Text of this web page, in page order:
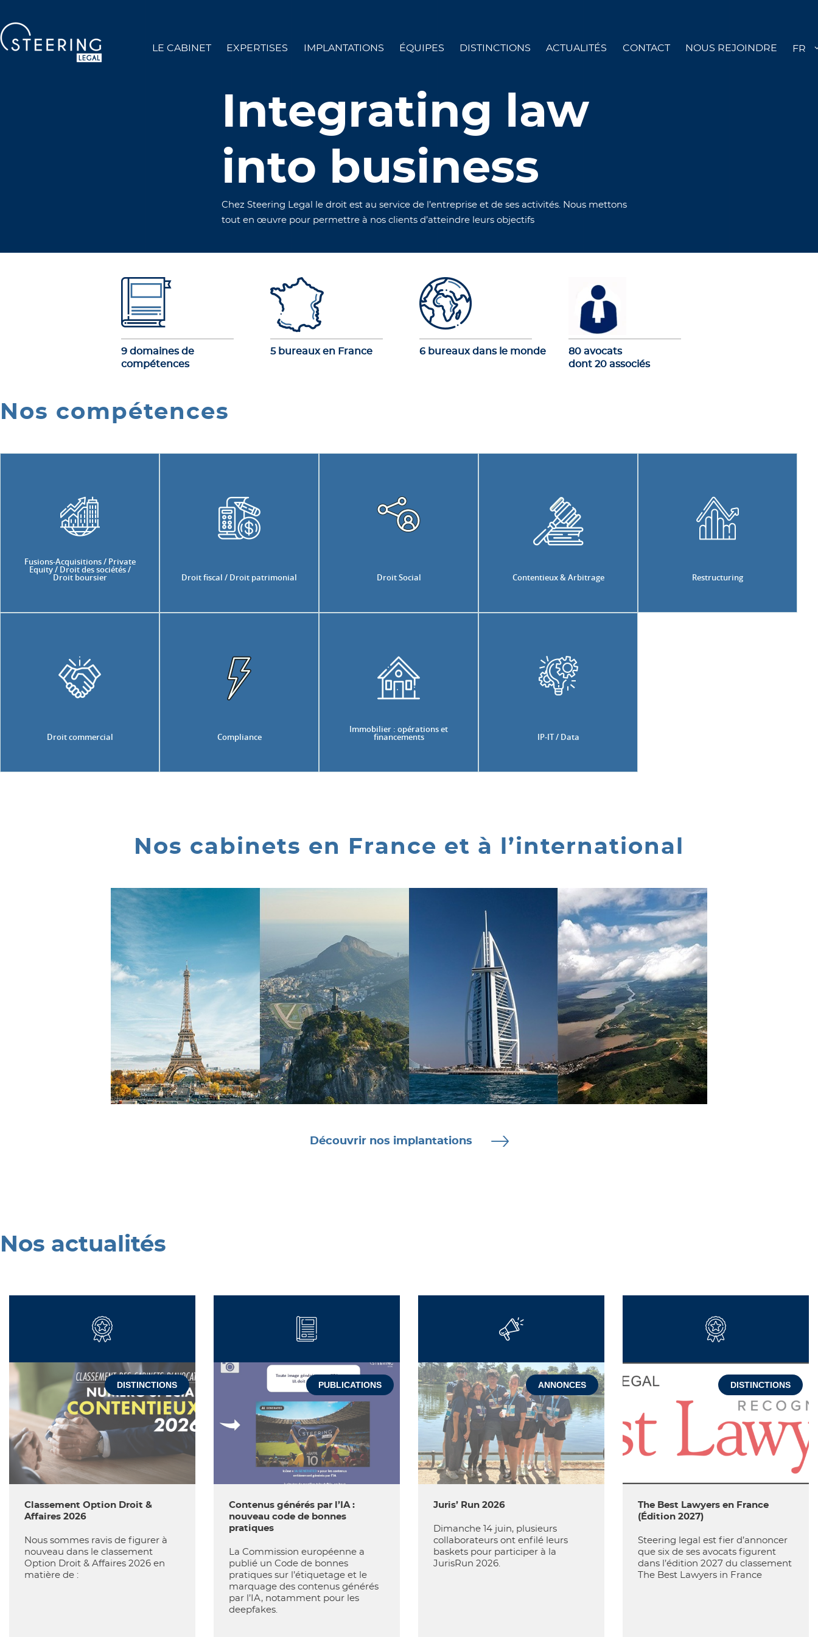
LE CABINET EXPERTISES IMPLANTATIONS ÉQUIPES DISTINCTIONS ACTUALITÉS CONTACT NOUS REJOINDRE
Integrating law
into business
Chez Steering Legal le droit est au service de l’entreprise et de ses activités. Nous mettons
tout en œuvre pour permettre à nos clients d’atteindre leurs objectifs
9 domaines de
compétences
5 bureaux en France 6 bureaux dans le monde
80 avocats
dont 20 associés
Nos compétences
Fusions-Acquisitions / Private
Equity / Droit des sociétés /
Droit boursier Droit fiscal / Droit patrimonial Droit Social Contentieux & Arbitrage Restructuring
Droit commercial Compliance
Immobilier : opérations et
financements IP-IT / Data
Nos cabinets en France et à l’international
Découvrir nos implantations
Nos actualités
DISTINCTIONS
Classement Option Droit &
Affaires 2026
Nous sommes ravis de figurer à
nouveau dans le classement
Option Droit & Affaires 2026 en
matière de :
PUBLICATIONS
Contenus générés par l’IA :
nouveau code de bonnes
pratiques
La Commission européenne a
publié un Code de bonnes
pratiques sur l’étiquetage et le
marquage des contenus générés
par l’IA, notamment pour les
deepfakes.
ANNONCES
Juris’ Run 2026
Dimanche 14 juin, plusieurs
collaborateurs ont enfilé leurs
baskets pour participer à la
JurisRun 2026.
DISTINCTIONS
The Best Lawyers en France
(Édition 2027)
Steering legal est fier d’annoncer
que six de ses avocats figurent
dans l’édition 2027 du classement
The Best Lawyers in France